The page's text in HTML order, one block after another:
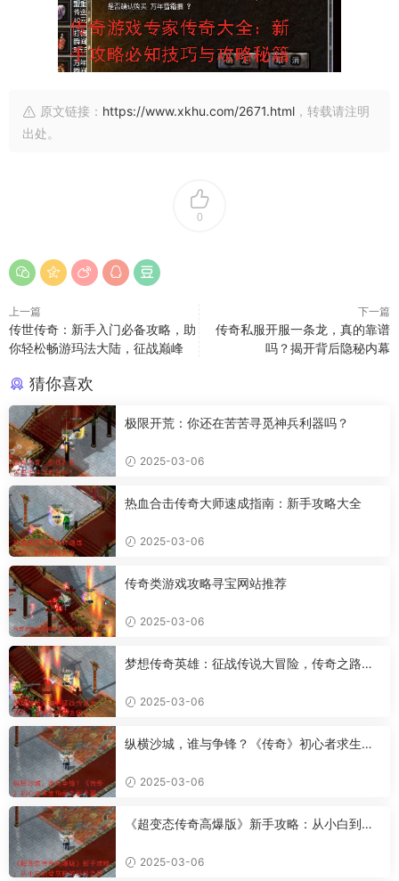
原文链接： https://www.xkhu.com/2671.html ，转载请注明
出处。
0
上一篇
传世传奇：新手入门必备攻略，助
你轻松畅游玛法大陆，征战巅峰
下一篇
传奇私服开服一条龙，真的靠谱
吗？揭开背后隐秘内幕
猜你喜欢
极限开荒：你还在苦苦寻觅神兵利器吗？
2025-03-06
热血合击传奇大师速成指南：新手攻略大全
2025-03-06
传奇类游戏攻略寻宝网站推荐
2025-03-06
梦想传奇英雄：征战传说大冒险，传奇之路何
2025-03-06
纵横沙城，谁与争锋？《传奇》初心者求生指
2025-03-06
《超变态传奇高爆版》新手攻略：从小白到骨
2025-03-06